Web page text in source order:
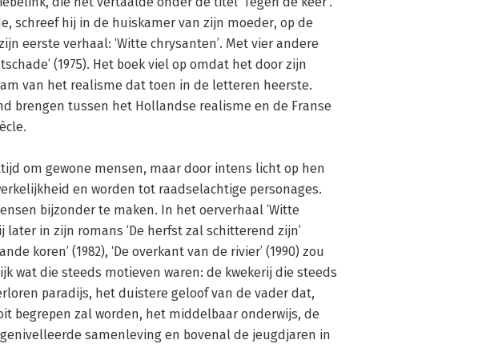
schreef hij in de huiskamer van zijn moeder, op de
eerste verhaal: ‘Witte chrysanten’. Met vier andere
(1975). Het boek viel op omdat het door zijn
van het realisme dat toen in de letteren heerste.
brengen tussen het Hollandse realisme en de Franse
om gewone mensen, maar door intens licht op hen
en worden tot raadselachtige personages.
bijzonder te maken. In het oerverhaal ‘Witte
in zijn romans ‘De herfst zal schitterend zijn’
koren’ (1982), ‘De overkant van de rivier’ (1990) zou
wat die steeds motieven waren: de kwekerij die steeds
paradijs, het duistere geloof van de vader dat,
begrepen zal worden, het middelbaar onderwijs, de
samenleving en bovenal de jeugdjaren in